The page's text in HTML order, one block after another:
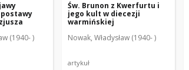
(1940- )
Św. Brunon z Kwerfurtu i
jego kult w diecezji
warmińskiej
Nowak, Władysław (1940- )
artykuł